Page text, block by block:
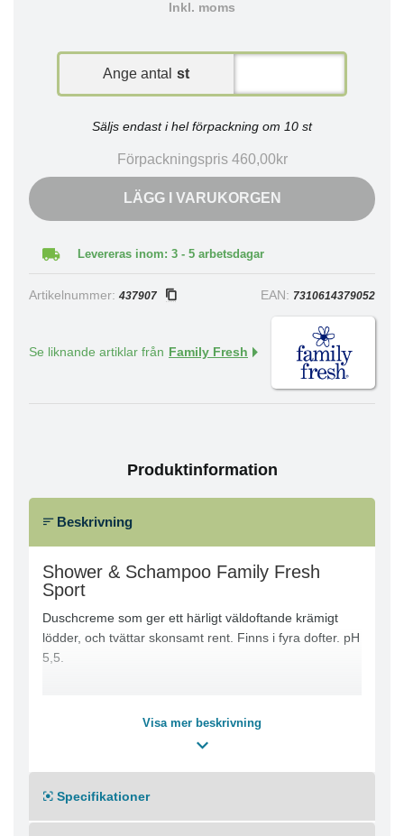
Inkl. moms
Ange antal st
Säljs endast i hel förpackning om 10 st
Förpackningspris 460,00kr
LÄGG I VARUKORGEN
Levereras inom: 3 - 5 arbetsdagar
Artikelnummer: 437907 EAN: 7310614379052
Se liknande artiklar från Family Fresh
Produktinformation
Beskrivning
Shower & Schampoo Family Fresh
Sport
Duschcreme som ger ett härligt väldoftande krämigt
lödder, och tvättar skonsamt rent. Finns i fyra dofter. pH
5,5.
Visa mer beskrivning
Specifikationer